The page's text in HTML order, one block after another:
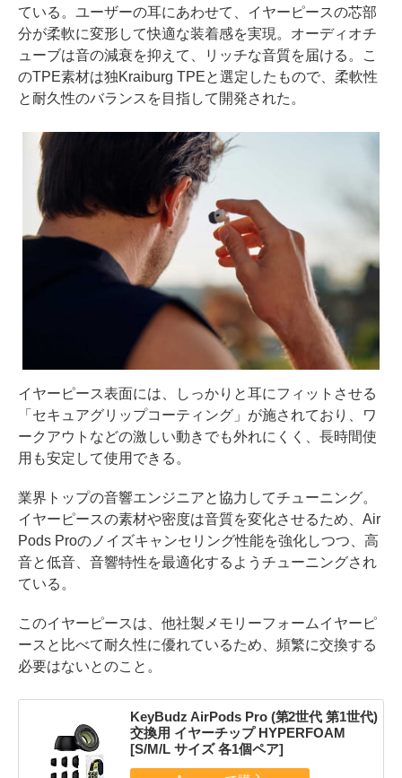
ている。ユーザーの耳にあわせて、イヤーピースの芯部
分が柔軟に変形して快適な装着感を実現。オーディオチ
ューブは音の減衰を抑えて、リッチな音質を届ける。こ
のTPE素材は独Kraiburg TPEと選定したもので、柔軟性
と耐久性のバランスを目指して開発された。
イヤーピース表面には、しっかりと耳にフィットさせる
「セキュアグリップコーティング」が施されており、ワ
ークアウトなどの激しい動きでも外れにくく、長時間使
用も安定して使用できる。
業界トップの音響エンジニアと協力してチューニング。
イヤーピースの素材や密度は音質を変化させるため、Air
Pods Proのノイズキャンセリング性能を強化しつつ、高
音と低音、音響特性を最適化するようチューニングされ
ている。
このイヤーピースは、他社製メモリーフォームイヤーピ
ースと比べて耐久性に優れているため、頻繁に交換する
必要はないとのこと。
KeyBudz AirPods Pro (第2世代 第1世代)
交換用 イヤーチップ HYPERFOAM
[S/M/L サイズ 各1個ペア]